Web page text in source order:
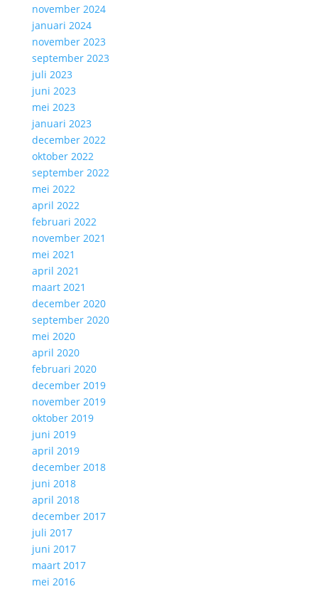
november 2024
januari 2024
november 2023
september 2023
juli 2023
juni 2023
mei 2023
januari 2023
december 2022
oktober 2022
september 2022
mei 2022
april 2022
februari 2022
november 2021
mei 2021
april 2021
maart 2021
december 2020
september 2020
mei 2020
april 2020
februari 2020
december 2019
november 2019
oktober 2019
juni 2019
april 2019
december 2018
juni 2018
april 2018
december 2017
juli 2017
juni 2017
maart 2017
mei 2016